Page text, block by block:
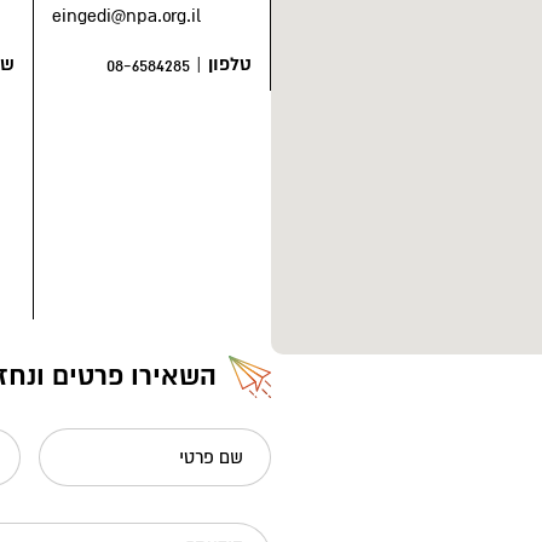
עין גדי, אך לפני
eingedi@npa.org.il
טלפון |
08-6584285
השאירו פרטים
שם פרטי